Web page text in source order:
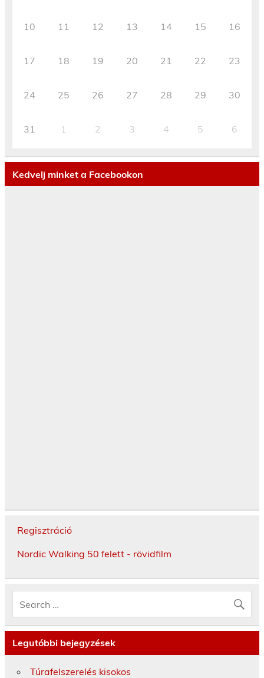
10 11 12 13 14 15 16
17 18 19 20 21 22 23
24 25 26 27 28 29 30
31 1 2 3 4 5 6
Kedvelj minket a Facebookon
Regisztráció
Nordic Walking 50 felett - rövidfilm
Legutóbbi bejegyzések
Túrafelszerelés kisokos